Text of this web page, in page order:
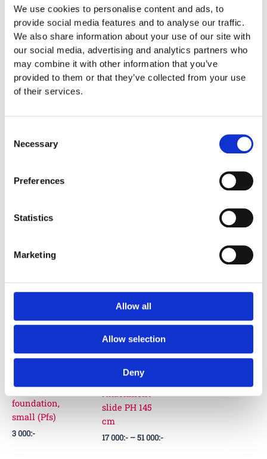
We use cookies to personalise content and ads, to
provide social media features and to analyse our traffic.
We also share information about your use of our site with
our social media, advertising and analytics partners who
may combine it with other information that you’ve
provided to them or that they’ve collected from your use
of their services.
Selection
Necessary
Preferences
Statistics
Marketing
Allow all
Allow selection
Deny
Garantivillkor
på hemsidan.
Mer information om produkten, klicka här
5632540
Prefabricated
foundation,
small (Pfs)
3 000:-
Finns som fler
varianter
Attachment
slide PH 145
cm
17 000:- –51 000:-